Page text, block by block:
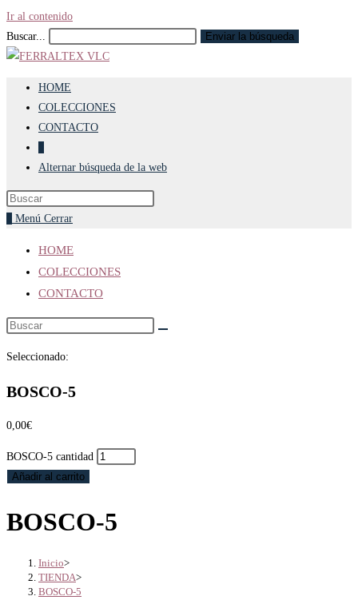
Ir al contenido
Buscar...
Enviar la búsqueda
HOME
COLECCIONES
CONTACTO
Alternar búsqueda de la web
Menú Cerrar
HOME
COLECCIONES
CONTACTO
Seleccionado:
BOSCO-5
0,00€
BOSCO-5 cantidad
Añadir al carrito
BOSCO-5
Inicio>
TIENDA>
BOSCO-5